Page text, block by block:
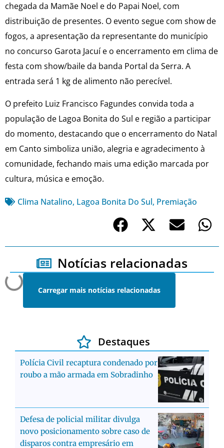
chegada da Mamãe Noel e do Papai Noel, com
distribuição de presentes. O evento segue com show de
fogos, a apresentação da representante do município
no concurso Garota Jacuí e o encerramento em clima de
festa com show/baile da banda Portal da Serra. A
entrada será 1 kg de alimento não perecível.
O prefeito Luiz Francisco Fagundes convida toda a
população de Lagoa Bonita do Sul e região a participar
do momento, destacando que o encerramento do Natal
em Canto simboliza união, alegria e agradecimento à
comunidade, fechando mais uma edição marcada por
cultura, música e emoção.
Clima Natalino, Lagoa Bonita Do Sul, Premiação
Notícias relacionadas
Carregar mais notícias relacionadas
Destaques
Polícia Civil recaptura condenado por
roubo a mão armada em Sobradinho
Defesa de policial militar divulga
novo posicionamento sobre caso de
disparos contra empresário em